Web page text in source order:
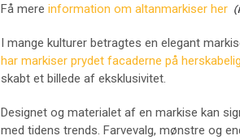
Få mere information om altanmarkiser her
I mange kulturer betragtes en elegant
har markiser prydet facaderne på
skabt et billede af eksklusivitet.
Designet og materialet af en markise kan
med tidens trends. Farvevalg, mønstre og